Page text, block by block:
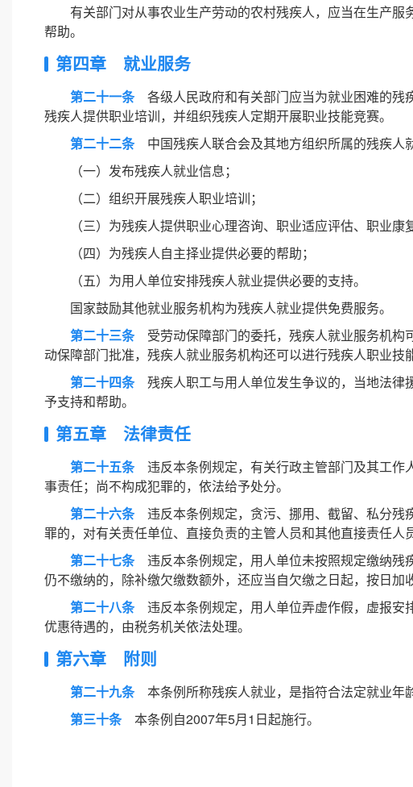
有关部门对从事农业生产劳动的农村残疾人，应当在生产
帮助。
第四章 就业服务
第二十一条各级人民政府和有关部门应当为就业困难的残
残疾人提供职业培训，并组织残疾人定期开展职业技能竞赛。
第二十二条中国残疾人联合会及其地方组织所属的残疾人
（一）发布残疾人就业信息；
（二）组织开展残疾人职业培训；
（三）为残疾人提供职业心理咨询、职业适应评估、职业康
（四）为残疾人自主择业提供必要的帮助；
（五）为用人单位安排残疾人就业提供必要的支持。
国家鼓励其他就业服务机构为残疾人就业提供免费服务。
第二十三条受劳动保障部门的委托，残疾人就业服务机构
动保障部门批准，残疾人就业服务机构还可以进行残疾人职业技
第二十四条残疾人职工与用人单位发生争议的，当地法律
予支持和帮助。
第五章 法律责任
第二十五条违反本条例规定，有关行政主管部门及其工作
事责任；尚不构成犯罪的，依法给予处分。
第二十六条违反本条例规定，贪污、挪用、截留、私分残
罪的，对有关责任单位、直接负责的主管人员和其他直接责任人
第二十七条违反本条例规定，用人单位未按照规定缴纳残
仍不缴纳的，除补缴欠缴数额外，还应当自欠缴之日起，按日加
第二十八条违反本条例规定，用人单位弄虚作假，虚报安
优惠待遇的，由税务机关依法处理。
第六章 附则
第二十九条本条例所称残疾人就业，是指符合法定就业年
第三十条本条例自2007年5月1日起施行。